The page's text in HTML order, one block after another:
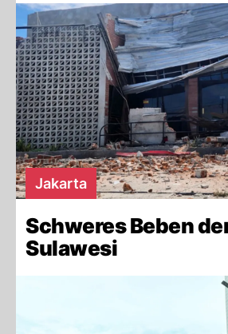
Jakarta
Schweres Beben
Sulawesi